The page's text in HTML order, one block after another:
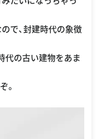
で、封建時代の象徴
代の古い建物をあま
。